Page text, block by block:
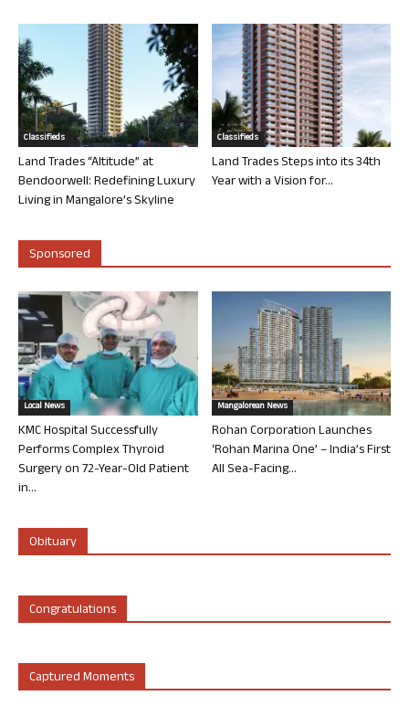
Classifieds
Land Trades “Altitude” at
Bendoorwell: Redefining Luxury
Living in Mangalore’s Skyline
Classifieds
Land Trades Steps into its 34th
Year with a Vision for...
Sponsored
Local News
KMC Hospital Successfully
Performs Complex Thyroid
Surgery on 72-Year-Old Patient
in...
Mangalorean News
Rohan Corporation Launches
‘Rohan Marina One’ – India’s First
All Sea-Facing...
Obituary
Congratulations
Captured Moments